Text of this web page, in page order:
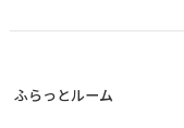
ふらっとルーム